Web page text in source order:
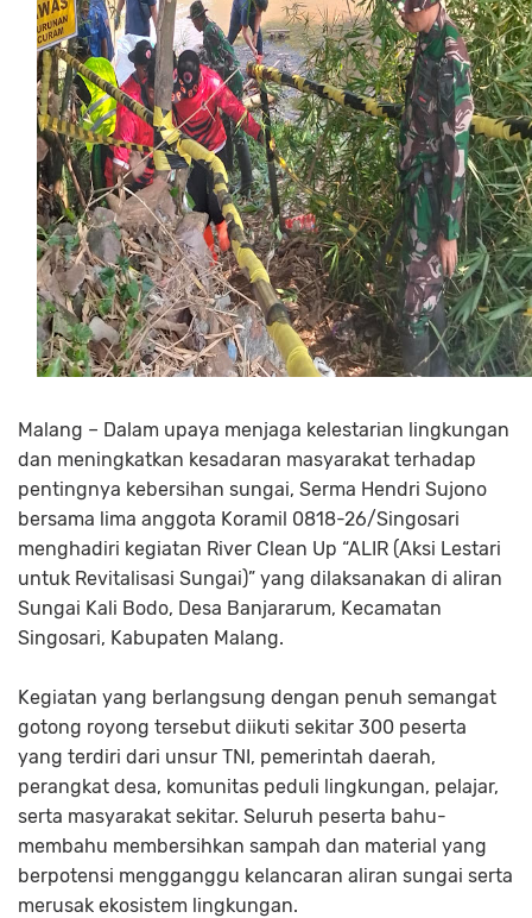
Malang – Dalam upaya menjaga kelestarian lingkungan
dan meningkatkan kesadaran masyarakat terhadap
pentingnya kebersihan sungai, Serma Hendri Sujono
bersama lima anggota Koramil 0818-26/Singosari
menghadiri kegiatan River Clean Up “ALIR (Aksi Lestari
untuk Revitalisasi Sungai)” yang dilaksanakan di aliran
Sungai Kali Bodo, Desa Banjararum, Kecamatan
Singosari, Kabupaten Malang.
Kegiatan yang berlangsung dengan penuh semangat
gotong royong tersebut diikuti sekitar 300 peserta
yang terdiri dari unsur TNI, pemerintah daerah,
perangkat desa, komunitas peduli lingkungan, pelajar,
serta masyarakat sekitar. Seluruh peserta bahu-
membahu membersihkan sampah dan material yang
berpotensi mengganggu kelancaran aliran sungai serta
merusak ekosistem lingkungan.